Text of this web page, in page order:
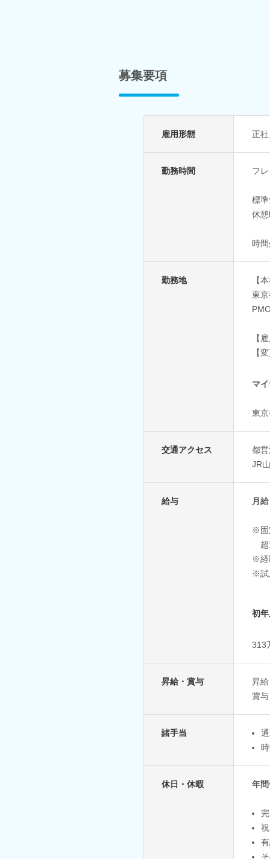
募集要項
雇用形態 正
勤務時間 フ
標
休
時
勤務地
【
東
【
【
マ
東
交通アクセス
都
JR
給与 月
※固
超
※経
※試
初
313
昇給・賞与
昇
賞
諸手当
休日・休暇 年